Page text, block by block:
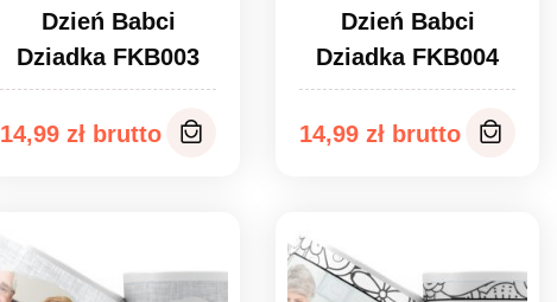
Dzień Babci
Dziadka FKB003
14,99 zł
Dzień Babci
Dziadka FKB004
14,99 zł